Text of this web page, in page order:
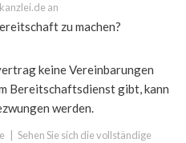
an
zu machen?
keine Vereinbarungen
Bereitschaftsdienst gibt, kann
werden.
Sehen Sie sich die vollständige